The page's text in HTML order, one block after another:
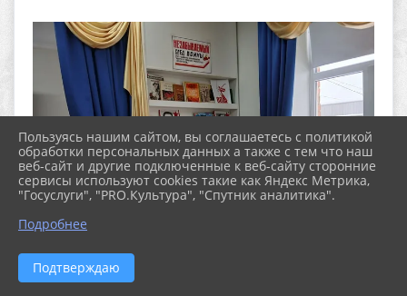
Пользуясь нашим сайтом, вы соглашаетесь с политикой
обработки персональных данных а также с тем что наш
веб-сайт и другие подключенные к веб-сайту сторонние
сервисы используют cookies такие как Яндекс Метрика,
"Госуслуги", "PRO.Культура", "Спутник аналитика".
Подробнее
Подтверждаю